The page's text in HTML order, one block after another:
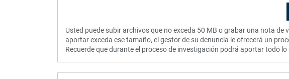
Usted puede subir archivos que no exceda 50 MB o grabar una nota
aportar exceda ese tamaño, el gestor de su denuncia le ofrecerá un
Recuerde que durante el proceso de investigación podrá aportar todo